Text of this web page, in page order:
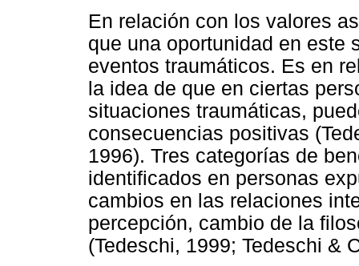
En relación con los valores
que una oportunidad en este
eventos traumáticos. Es en
la idea de que en ciertas
situaciones traumáticas,
consecuencias positivas
1996). Tres categorías de
identificados en personas
cambios en las relaciones
percepción, cambio de la
(Tedeschi, 1999; Tedeschi &